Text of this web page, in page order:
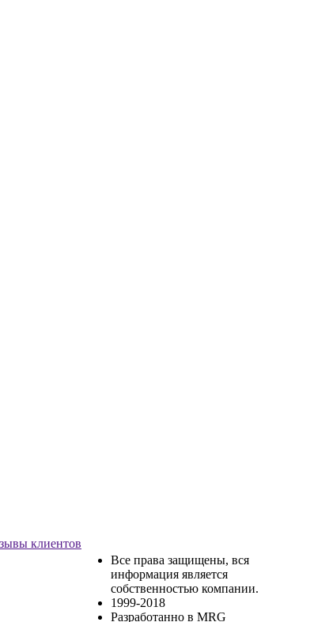
клиентов
Все права защищены, вся
информация является
собственностью компании.
1999-2018
Разработанно в MRG